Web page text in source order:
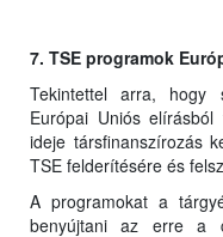
7. TSE programok
Tekintettel arra, hogy
Európai Uniós
ideje társfinanszírozás
TSE felderítésére és
A programokat a
benyújtani az erre a